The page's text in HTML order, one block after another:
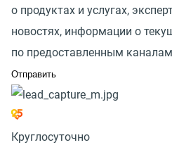
о продуктах и услугах,
новостях, информации о
по предоставленным
Круглосуточно